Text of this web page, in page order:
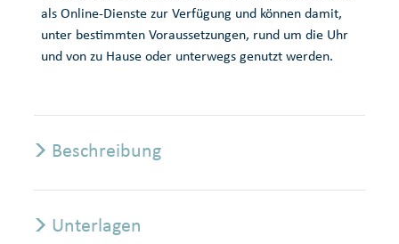
als Online-Dienste zur Verfügung und können damit,
unter bestimmten Voraussetzungen, rund um die Uhr
und von zu Hause oder unterwegs genutzt werden.
Beschreibung
Unterlagen